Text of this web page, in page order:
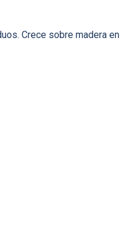
Crece sobre madera en